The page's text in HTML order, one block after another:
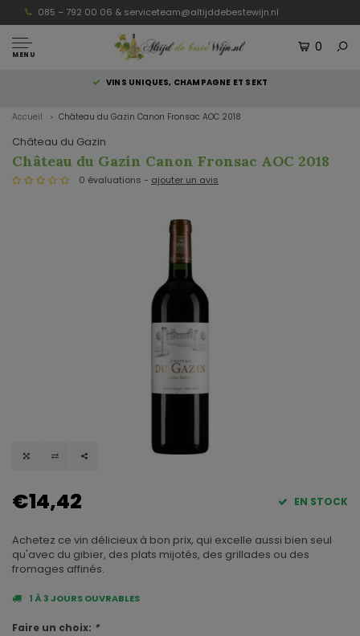
085 – 792 00 06 & serviceteam@altijddebestewijn.nl
MENU
0
VINS UNIQUES, CHAMPAGNE ET SEKT
Accueil Château du Gazin Canon Fronsac AOC 2018
Château du Gazin
Château du Gazin Canon Fronsac AOC 2018
0 évaluations - ajouter un avis
€14,42 EN STOCK
Achetez ce vin délicieux à bon prix, qui excelle aussi bien seul
qu'avec du gibier, des plats mijotés, des grillades ou des
fromages affinés.
1 À 3 JOURS OUVRABLES
Faire un choix: *